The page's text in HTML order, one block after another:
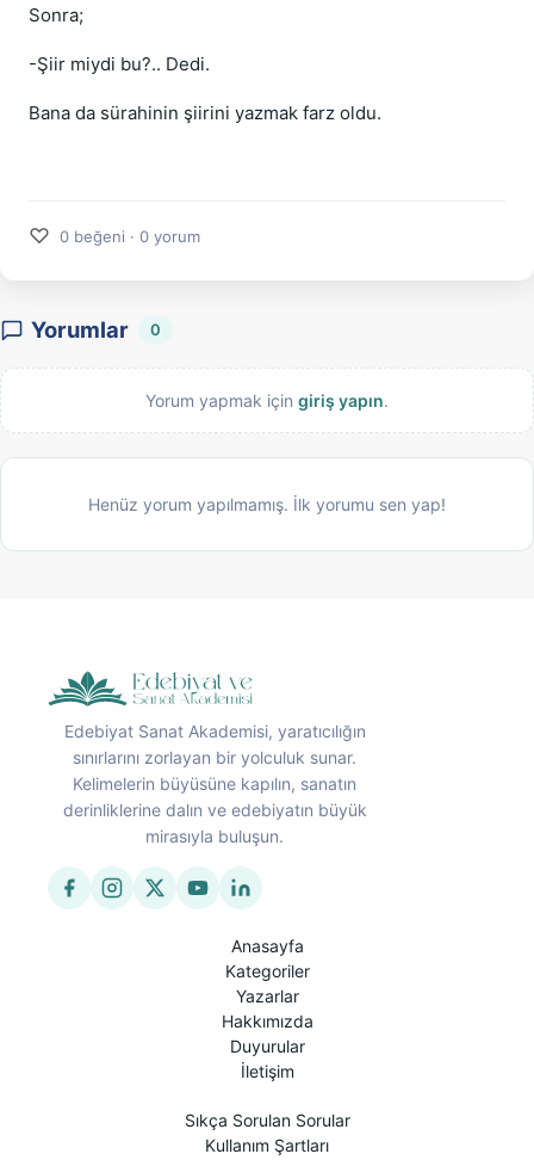
Sonra;
-Şiir miydi bu?.. Dedi.
Bana da sürahinin şiirini yazmak farz oldu.
♡ 0 beğeni · 0 yorum
Yorumlar 0
Yorum yapmak için giriş yapın.
Henüz yorum yapılmamış. İlk yorumu sen yap!
Edebiyat Sanat Akademisi, yaratıcılığın
sınırlarını zorlayan bir yolculuk sunar.
Kelimelerin büyüsüne kapılın, sanatın
derinliklerine dalın ve edebiyatın büyük
mirasıyla buluşun.
Anasayfa
Kategoriler
Yazarlar
Hakkımızda
Duyurular
İletişim
Sıkça Sorulan Sorular
Kullanım Şartları